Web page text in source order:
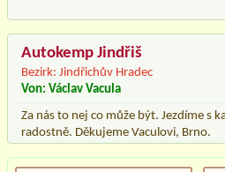
Autokemp Jindřiš
Bezirk: Jindřichův Hradec
Von: Václav Vacula
Za nás to nej co může být. Jezdíme s
radostně. Děkujeme Vaculovi, Brno.